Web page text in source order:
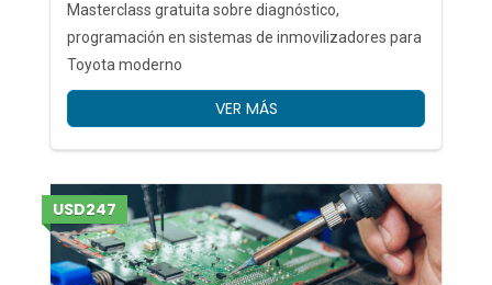
Masterclass gratuita sobre diagnóstico,
programación en sistemas de inmovilizadores para
Toyota moderno
VER MÁS
USD247